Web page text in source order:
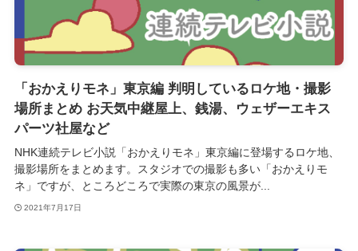
「おかえりモネ」東京編 判明しているロケ地・撮影
場所まとめ お天気中継屋上、銭湯、ウェザーエキス
パーツ社屋など
NHK連続テレビ小説「おかえりモネ」東京編に登場するロケ地、
撮影場所をまとめます。スタジオでの撮影も多い「おかえりモ
ネ」ですが、ところどころで実際の東京の風景が...
2021年7月17日